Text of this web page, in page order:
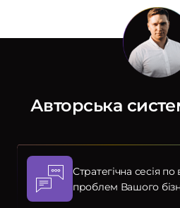
Авторська
Стратегічна сесія
проблем Вашого